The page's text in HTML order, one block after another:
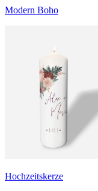
Modern Boho
Hochzeitskerze